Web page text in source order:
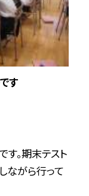
す
。期末テスト
ながら行って